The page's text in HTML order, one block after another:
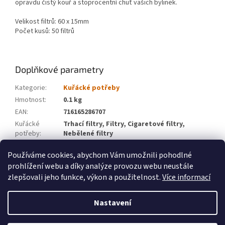
Používáme cookies, abychom Vám umožnili pohodlné
prohlížení webu a díky analýze provozu webu neustále
zlepšovali jeho funkce, výkon a použitelnost.Více informací
Nastavení
opravdu čistý kouř a stoprocentní chuť vašich bylinek.
Velikost filtrů: 60 x 15mm
Počet kusů: 50 filtrů
Doplňkové parametry
Kategorie:
Kuřácké potřeby
Hmotnost:
0.1 kg
EAN:
716165286707
Kuřácké
potřeby:
Trhací filtry, Filtry, Cigaretové filtry,
Nebělené filtry
Vytvořil Shoptet